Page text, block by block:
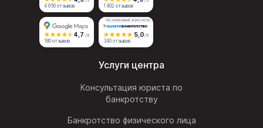
4 956 отзывов 1 902 отзывов
4,7 /5
180 отзывов
Независимый агрегатор
5,0/5
340 отзывов
Услуги центра
Консультация юриста по
банкротству
Банкротство физического лица